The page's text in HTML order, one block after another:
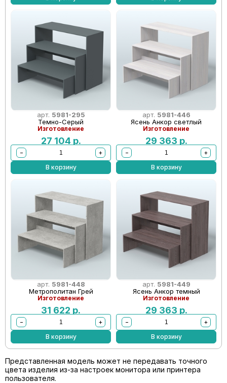
арт. 5981-295
Темно-Серый
Изготовление
27 104 р.
−
+
В корзину
арт. 5981-446
Ясень Анкор светлый
Изготовление
29 363 р.
−
+
В корзину
арт. 5981-448
Метрополитан Грей
Изготовление
31 622 р.
−
+
В корзину
арт. 5981-449
Ясень Анкор темный
Изготовление
29 363 р.
−
+
В корзину
Представленная модель может не передавать точного
цвета изделия из-за настроек монитора или принтера
пользователя.